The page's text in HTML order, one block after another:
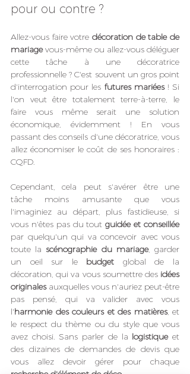
pour ou contre ?
Allez-vous faire votre décoration de table de
mariage vous-même ou allez-vous déléguer
cette tâche à une décoratrice
professionnelle ? C'est souvent un gros point
d'interrogation pour les futures mariées ! Si
l'on veut être totalement terre-à-terre, le
faire vous même serait une solution
économique, évidemment ! En vous
passant des conseils d'une décoratrice, vous
allez économiser le coût de ses honoraires :
CQFD.
Cependant, cela peut s'avérer être une
tâche moins amusante que vous
l'imaginiez au départ, plus fastidieuse, si
vous n'êtes pas du tout guidée et conseillée
par quelqu'un qui va concevoir avec vous
toute la scénographie du mariage, garder
un oeil sur le budget global de la
décoration, qui va vous soumettre des idées
originales auxquelles vous n'auriez peut-être
pas pensé, qui va valider avec vous
l'harmonie des couleurs et des matières, et
le respect du thème ou du style que vous
avez choisi. Sans parler de la logistique et
des dizaines de demandes de devis que